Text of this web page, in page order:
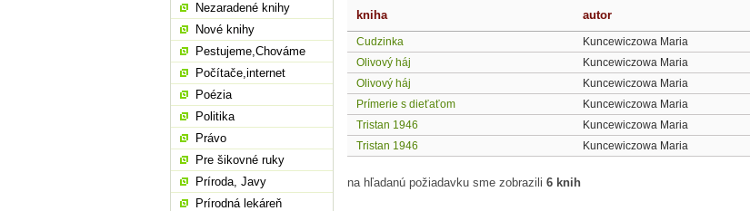
kniha autor
Cudzinka Kuncewiczowa Maria
Olivový háj Kuncewiczowa Maria
Olivový háj Kuncewiczowa Maria
Prímerie s dieťaťom Kuncewiczowa Maria
Tristan 1946 Kuncewiczowa Maria
Tristan 1946 Kuncewiczowa Maria
na hľadanú požiadavku sme zobrazili 6 knih
Nezaradené knihy
Nové knihy
Pestujeme,Chováme
Počítače,internet
Poézia
Politika
Právo
Pre šikovné ruky
Príroda, Javy
Prírodná lekáreň